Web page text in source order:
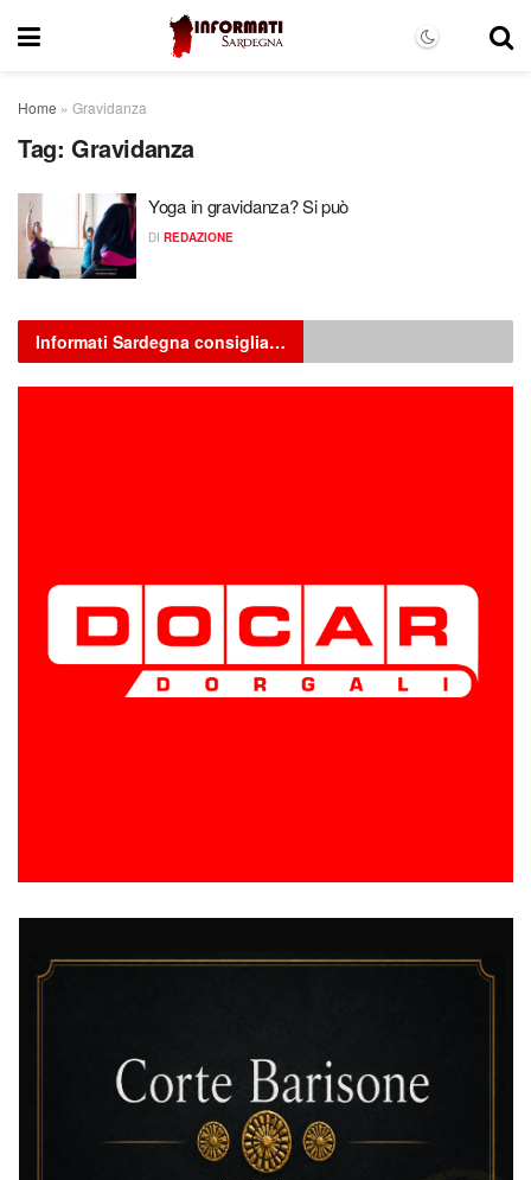
Home » Gravidanza
Tag: Gravidanza
Yoga in gravidanza? Si può
DI REDAZIONE
Informati Sardegna consiglia…